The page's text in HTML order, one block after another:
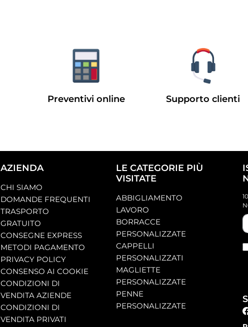
Preventivi online Supporto clienti
AZIENDA
CHI SIAMO
DOMANDE FREQUENTI
TRASPORTO
GRATUITO
CONSEGNE EXPRESS
METODI PAGAMENTO
PRIVACY POLICY
CONSENSO AI COOKIE
CONDIZIONI DI
VENDITA AZIENDE
CONDIZIONI DI
VENDITA PRIVATI
LE CATEGORIE PIÙ
VISITATE
ABBIGLIAMENTO
LAVORO
BORRACCE
PERSONALIZZATE
CAPPELLI
PERSONALIZZATI
MAGLIETTE
PERSONALIZZATE
PENNE
PERSONALIZZATE